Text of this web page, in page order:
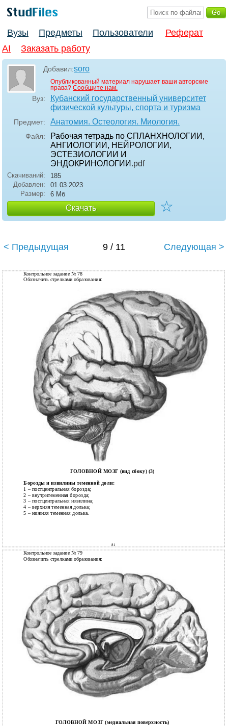
Вузы Предметы Пользователи
Реферат
AI
Заказать работу
Добавил:soro
Опубликованный материал нарушает ваши авторские
права? Сообщите нам.
Вуз:
Кубанский государственный университет
физической культуры, спорта и туризма
Предмет: Анатомия. Остеология. Миология.
Файл:
Рабочая тетрадь по СПЛАНХНОЛОГИИ,
АНГИОЛОГИИ, НЕЙРОЛОГИИ,
ЭСТЕЗИОЛОГИИ И
ЭНДОКРИНОЛОГИИ .pdf
Скачиваний:
185
Добавлен:
01.03.2023
Размер:
6 Мб
Скачать ☆
< Предыдущая 9 / 11 Следующая >
Контрольное задание № 78
Обозначить стрелками образования:
ГОЛОВНОЙ МОЗГ (вид сбоку) (3)
Борозды и извилины теменной доли:
1 – постцентральная борозда;
2 – внутритеменная борозда;
3 – постцентральная извилина;
4 – верхняя теменная долька;
5 – нижняя теменная долька.
81
Контрольное задание № 79
Обозначить стрелками образования:
ГОЛОВНОЙ МОЗГ (медиальная поверхность)